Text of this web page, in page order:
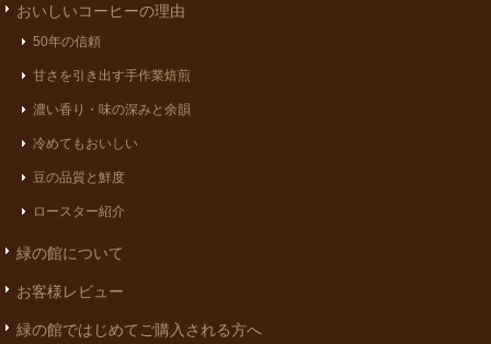
おいしいコーヒーの理由
50年の信頼
甘さを引き出す手作業焙煎
濃い香り・味の深みと余韻
冷めてもおいしい
豆の品質と鮮度
ロースター紹介
緑の館について
お客様レビュー
緑の館ではじめてご購入される方へ